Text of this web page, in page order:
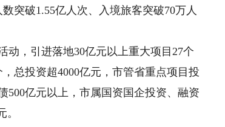
突破1.55亿人次、入境旅客突破70万人
，引进落地30亿元以上重大项目27个
总投资超4000亿元，市管省重点项目投
500亿元以上，市属国资国企投资、融资